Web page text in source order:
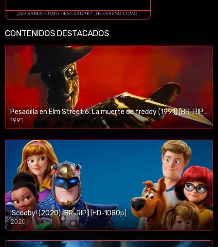
¿NO SABES COMO DESCARGAR? ¡TE ENSEÑO COMO!
CONTENIDOS DESTACADOS
Pesadilla en Elm Street 6: La muerte de freddy (1991) [BR-RIP] [HD-1080p]
1991
¡Scooby! (2020) [BR-RIP] [HD-1080p]
2020
1080p/720p